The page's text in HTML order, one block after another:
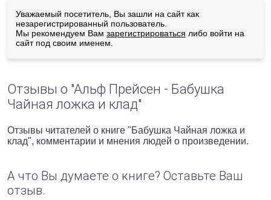
Уважаемый посетитель, Вы зашли на сайт как
незарегистрированный пользователь.
Мы рекомендуем Вам зарегистрироваться либо войти на
сайт под своим именем.
Отзывы о "Альф Прейсен - Бабушка
Чайная ложка и клад"
Отзывы читателей о книге "Бабушка Чайная ложка и
клад", комментарии и мнения людей о произведении.
А что Вы думаете о книге? Оставьте Ваш
отзыв.